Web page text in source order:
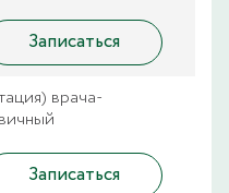
Записаться
врача-
Записаться